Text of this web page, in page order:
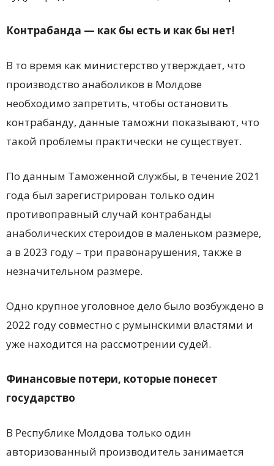
Контрабанда — как бы есть и как бы нет!
В то время как министерство утверждает, что
производство анаболиков в Молдове
необходимо запретить, чтобы остановить
контрабанду, данные таможни показывают, что
такой проблемы практически не существует.
По данным Таможенной службы, в течение 2021
года был зарегистрирован только один
противоправный случай контрабанды
анаболических стероидов в маленьком размере,
а в 2023 году – три правонарушения, также в
незначительном размере.
Одно крупное уголовное дело было возбуждено в
2022 году совместно с румынскими властями и
уже находится на рассмотрении судей.
Финансовые потери, которые понесет
государство
В Республике Молдова только один
авторизованный производитель занимается